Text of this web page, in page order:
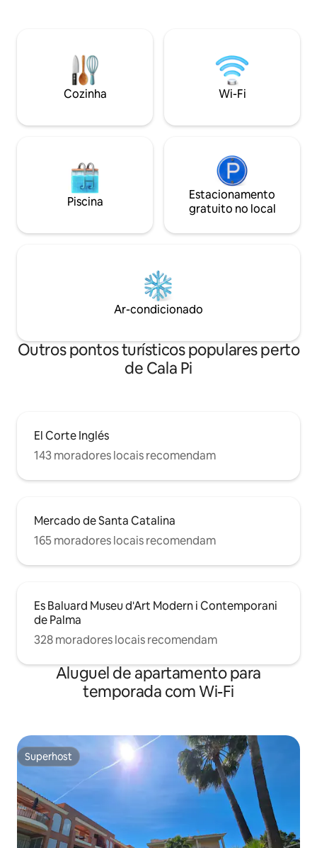
anything you need. This accommodation
is for adults only. Storing bicycles inside
the apartment or in the building’s
common areas is not permitted.
used during the stay is the responsibility
antiderrapantes
Churrasqueira,
bicicletas, ar
residencial e
Cozinha Wi-Fi
Piscina
Estacionamento
gratuito no local
Ar-condicionado
Outros pontos turísticos populares perto
de Cala Pi
El Corte Inglés
143 moradores locais recomendam
Mercado de Santa Catalina
165 moradores locais recomendam
Es Baluard Museu d'Art Modern i Contemporani
de Palma
328 moradores locais recomendam
Aluguel de apartamento para
temporada com Wi-Fi
Superhost
Superhost